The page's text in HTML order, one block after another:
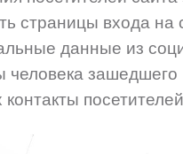
страницы входа
данные из
человека